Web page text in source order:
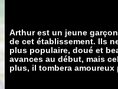
Arthur est un jeune
de cet établissement. Ils
plus populaire, doué et
avances au début, mais
plus, il tombera